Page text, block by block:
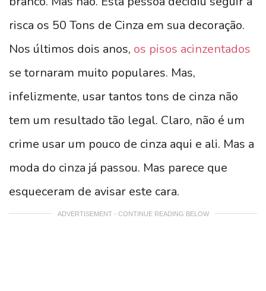
risca os 50 Tons de Cinza em sua decoração.
Nos últimos dois anos, os pisos acinzentados
se tornaram muito populares. Mas,
infelizmente, usar tantos tons de cinza não
tem um resultado tão legal. Claro, não é um
crime usar um pouco de cinza aqui e ali. Mas a
moda do cinza já passou. Mas parece que
esqueceram de avisar este cara.
ADVERTISEMENT - CONTINUE READING BELOW